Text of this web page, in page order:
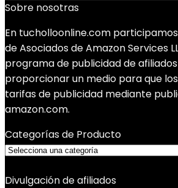
Sobre nosotras
En tucholloonline.com
de Asociados de Amazon Services
programa de publicidad de
proporcionar un medio para que
tarifas de publicidad mediante
amazon.com.
Categorías de Producto
Divulgación de afiliados